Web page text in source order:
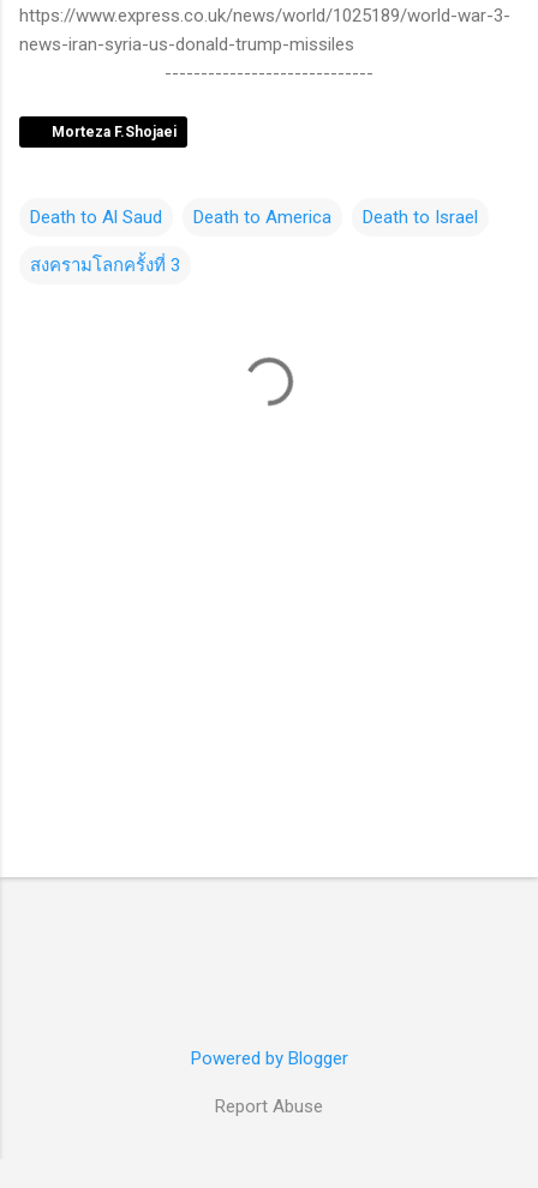
https://www.express.co.uk/news/world/1025189/world-war-3-
news-iran-syria-us-donald-trump-missiles
-----------------------------
Morteza F.Shojaei
Death to Al Saud Death to America Death to Israel
สงครามโลกครั้งที่ 3
Powered by Blogger
Report Abuse